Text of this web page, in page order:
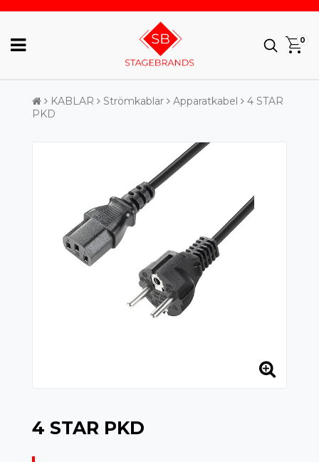
0
KABLAR Strömkablar Apparatkabel
4 STAR
PKD
4 STAR PKD